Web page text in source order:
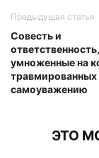
Предыдущая статья
Совесть и
ответственность,
умноженные на
травмированных
самоуважению
ЭТО